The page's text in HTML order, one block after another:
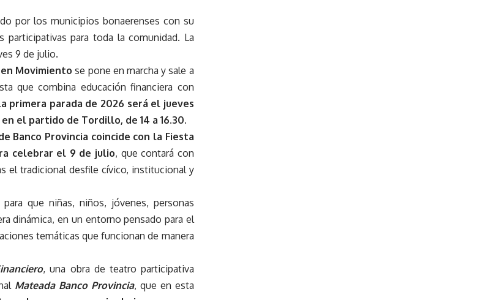
por los municipios bonaerenses con su
participativas para toda la comunidad. La
9 de julio.
Movimiento se pone en marcha y sale a
que combina educación financiera con
primera parada de 2026 será el jueves
el partido de Tordillo, de 14 a 16.30.
Banco Provincia coincide con la Fiesta
celebrar el 9 de julio, que contará con
el tradicional desfile cívico, institucional y
que niñas, niños, jóvenes, personas
dinámica, en un entorno pensado para el
temáticas que funcionan de manera
, una obra de teatro participativa
Mateada Banco Provincia, que en esta